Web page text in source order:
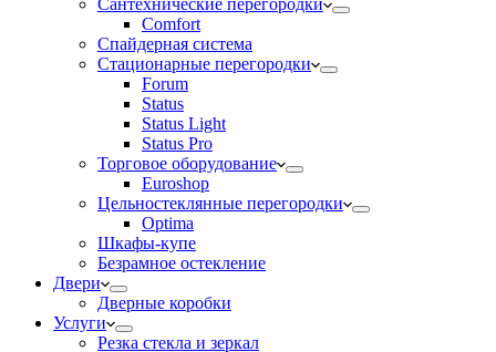
Comfort
Спайдерная система
Стационарные перегородки
Forum
Status
Status Light
Status Pro
Торговое оборудование
Euroshop
Цельностеклянные перегородки
Optima
Шкафы-купе
Безрамное остекление
Двери
Дверные коробки
Услуги
Резка стекла и зеркал